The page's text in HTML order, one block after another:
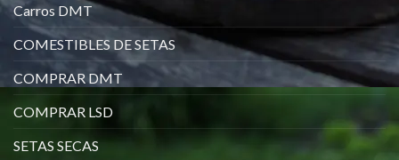
Carros DMT
COMESTIBLES DE SETAS
COMPRAR DMT
COMPRAR LSD
SETAS SECAS